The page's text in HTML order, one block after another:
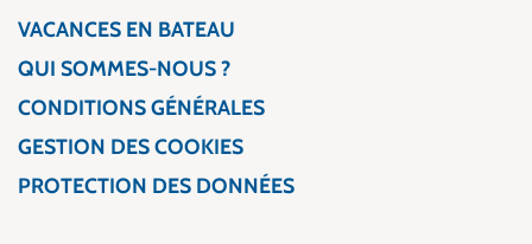
VACANCES EN BATEAU
QUI SOMMES-NOUS ?
CONDITIONS GÉNÉRALES
GESTION DES COOKIES
PROTECTION DES DONNÉES